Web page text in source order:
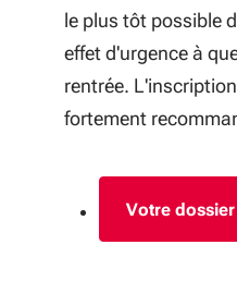
le plus tôt possible
effet d'urgence à
rentrée.
fortement
Votre